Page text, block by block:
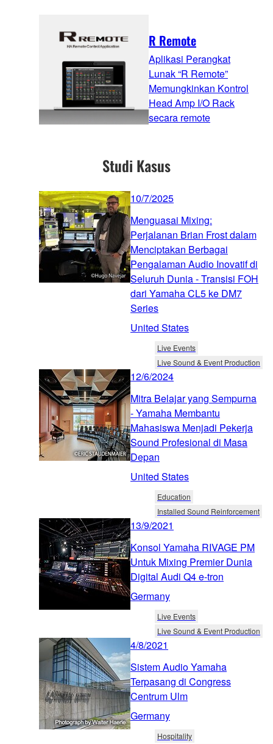
R Remote
Aplikasi Perangkat
Lunak “R Remote”
Memungkinkan Kontrol
Head Amp I/O Rack
secara remote
Studi Kasus
10/7/2025
Menguasai Mixing:
Perjalanan Brian Frost dalam
Menciptakan Berbagai
Pengalaman Audio Inovatif di
Seluruh Dunia - Transisi FOH
dari Yamaha CL5 ke DM7
Series
United States
Live Events
Live Sound & Event Production
12/6/2024
Mitra Belajar yang Sempurna
- Yamaha Membantu
Mahasiswa Menjadi Pekerja
Sound Profesional di Masa
Depan
United States
Education
Installed Sound Reinforcement
13/9/2021
Konsol Yamaha RIVAGE PM
Untuk Mixing Premier Dunia
Digital Audi Q4 e-tron
Germany
Live Events
Live Sound & Event Production
4/8/2021
Sistem Audio Yamaha
Terpasang di Congress
Centrum Ulm
Germany
Hospitality